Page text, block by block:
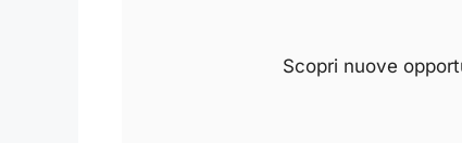
Scopri nuove